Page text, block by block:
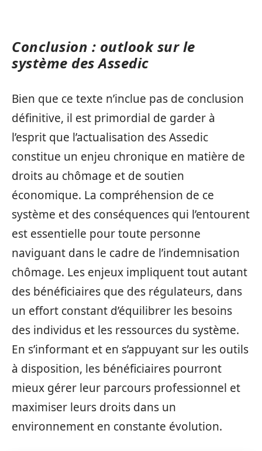
Conclusion : outlook sur le
système des Assedic
Bien que ce texte n’inclue pas de conclusion
définitive, il est primordial de garder à
l’esprit que l’actualisation des Assedic
constitue un enjeu chronique en matière de
droits au chômage et de soutien
économique. La compréhension de ce
système et des conséquences qui l’entourent
est essentielle pour toute personne
naviguant dans le cadre de l’indemnisation
chômage. Les enjeux impliquent tout autant
des bénéficiaires que des régulateurs, dans
un effort constant d’équilibrer les besoins
des individus et les ressources du système.
En s’informant et en s’appuyant sur les outils
à disposition, les bénéficiaires pourront
mieux gérer leur parcours professionnel et
maximiser leurs droits dans un
environnement en constante évolution.